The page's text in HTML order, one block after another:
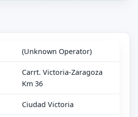
(Unknown Operator)
Carrt. Victoria-Zaragoza
Km 36
Ciudad Victoria